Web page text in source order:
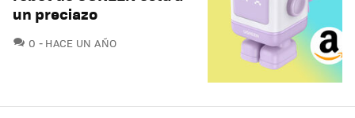
un preciazo
0 COMENTARIOS
HACE UN AÑO